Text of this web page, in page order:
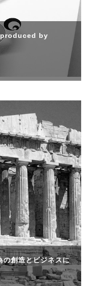
by
の創造とビジネスに